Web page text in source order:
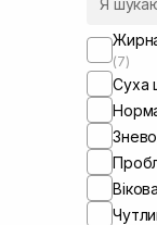
(7)
Суха